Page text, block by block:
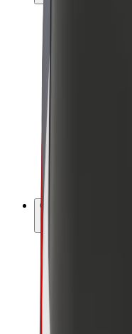
Générez des revenus